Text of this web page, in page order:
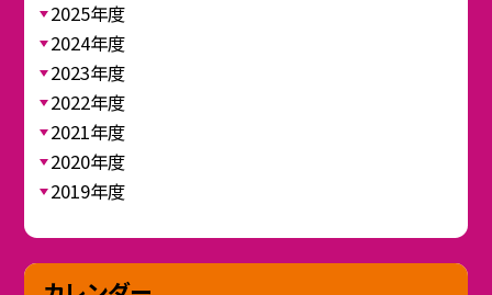
2025年度
2024年度
2023年度
2022年度
2021年度
2020年度
2019年度